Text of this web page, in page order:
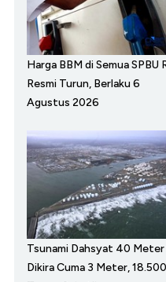
Harga BBM di Semua SPBU
Resmi Turun, Berlaku 6
Agustus 2026
Tsunami Dahsyat 40 Meter
Dikira Cuma 3 Meter, 18.500